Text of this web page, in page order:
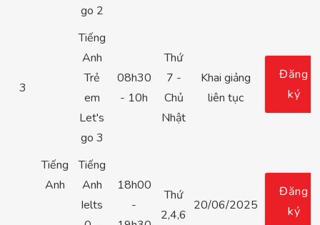
Tiếng
Anh
go 2
3
Tiếng
Anh
Trẻ
em
Let's
go 3
08h30
- 10h
Thứ
7 -
Chủ
Nhật
Khai giảng
liên tục
Đăng
ký
Tiếng
Anh
Ielts
18h00
-
Thứ
2,4,6
20/06/2025
Đăng
ký